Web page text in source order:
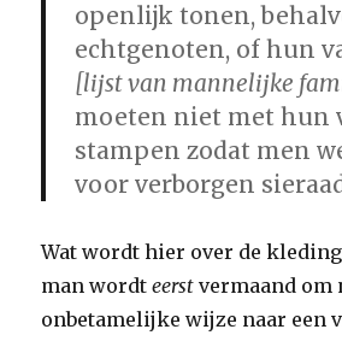
openlijk tonen,
echtgenoten, of hun
[lijst van mannelijke
moeten niet met hun
stampen zodat men
voor verborgen
Wat wordt hier over de kleding
man wordteerst vermaand om
onbetamelijke wijze naar een